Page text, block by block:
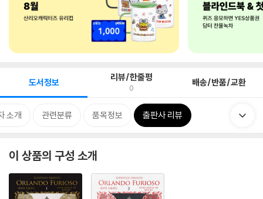
도서정보 리뷰/한줄평
0 배송/반품/교환
소개 관련분류 품목정보 출판사 리뷰
이 상품의 구성 소개